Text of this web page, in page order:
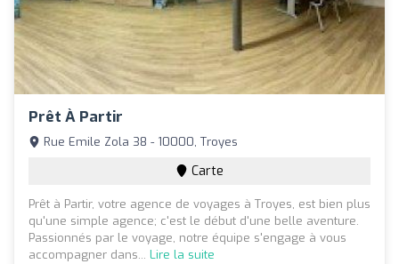
Prêt À Partir
Rue Emile Zola 38 - 10000, Troyes
Carte
Prêt à Partir, votre agence de voyages à Troyes, est bien plus
qu'une simple agence; c'est le début d'une belle aventure.
Passionnés par le voyage, notre équipe s'engage à vous
accompagner dans... Lire la suite